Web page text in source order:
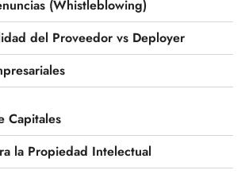
(Whistleblowing)
del Proveedor vs Deployer
Capitales
la Propiedad Intelectual